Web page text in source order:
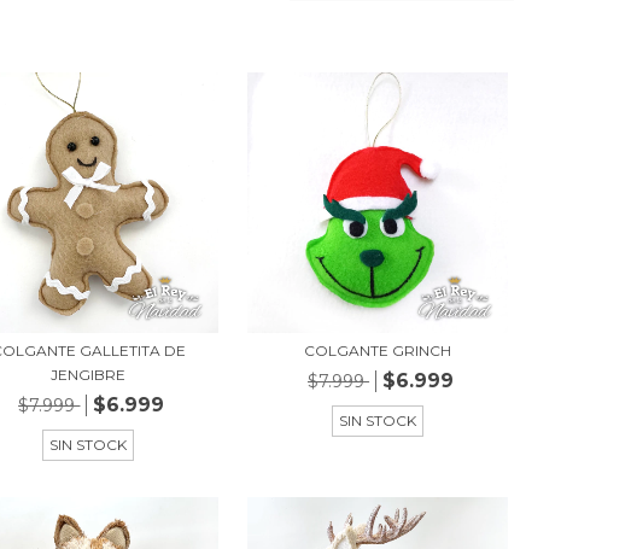
GALLETITA DE
JENGIBRE
$7.999 $6.999
SIN STOCK
COLGANTE GRINCH
$7.999 $6.999
SIN STOCK